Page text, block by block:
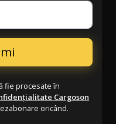
fie procesate în
Cargoson
oricând.